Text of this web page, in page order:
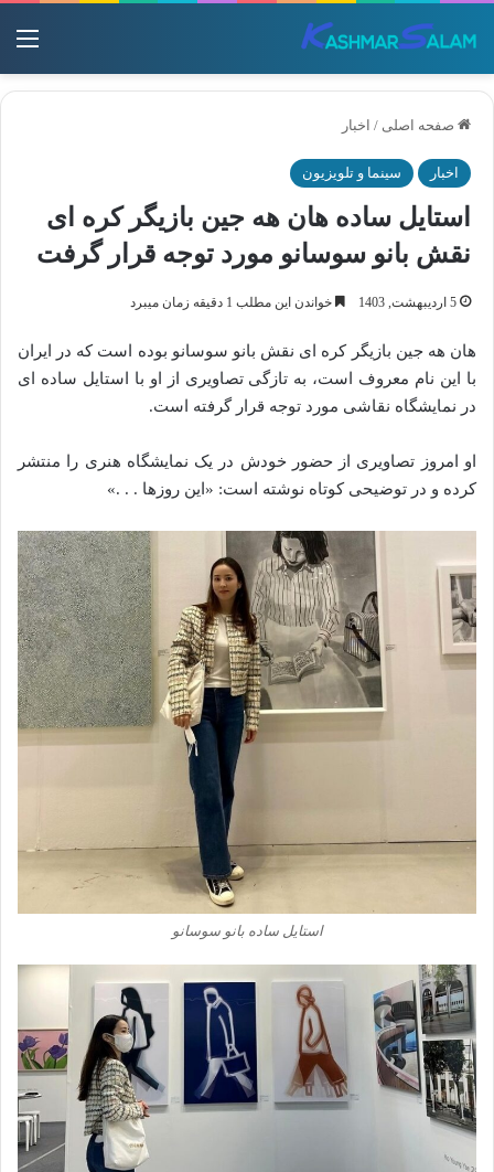
صفحه اصلی / اخبار
اخبار سینما و تلویزیون
استایل ساده هان هه جین بازیگر کره ای
نقش بانو سوسانو مورد توجه قرار گرفت
5 اردیبهشت, 1403 خواندن این مطلب 1 دقیقه زمان میبرد
هان هه جین بازیگر کره ای نقش بانو سوسانو بوده است که در ایران
با این نام معروف است، به تازگی تصاویری از او با استایل ساده ای
در نمایشگاه نقاشی مورد توجه قرار گرفته است.
او امروز تصاویری از حضور خودش در یک نمایشگاه هنری را منتشر
کرده و در توضیحی کوتاه نوشته است: «این روزها . . .»
استایل ساده بانو سوسانو